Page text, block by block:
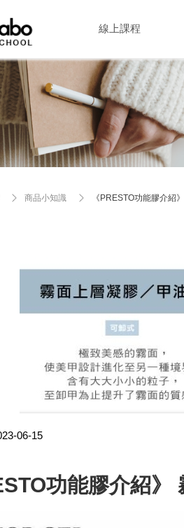
線上課程
商品小知識 《PRESTO功能膠介紹
06-15
功能膠介紹